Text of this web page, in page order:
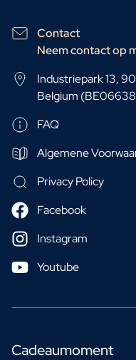
Contact
Neem contact op
Industriepark 13,
Belgium
FAQ
Algemene
Privacy Policy
Facebook
Instagram
Youtube
Cadeaumoment